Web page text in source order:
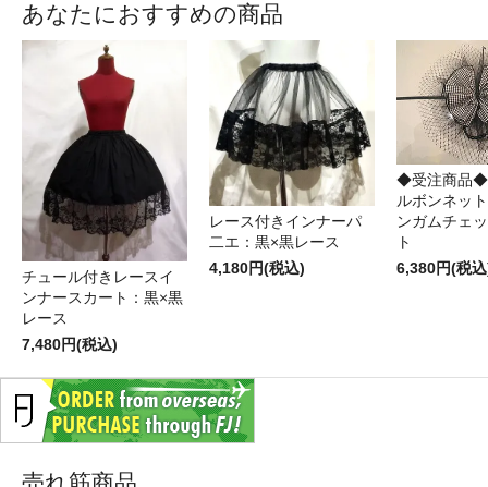
あなたにおすすめの商品
チュール付きレースイ
ンナースカート：黒×黒
レース
7,480円(税込)
レース付きインナーパ
二エ：黒×黒レース
4,180円(税込)
◆受注商品◆
ルボンネッ
ンガムチェ
ト
6,380円(税
売れ筋商品